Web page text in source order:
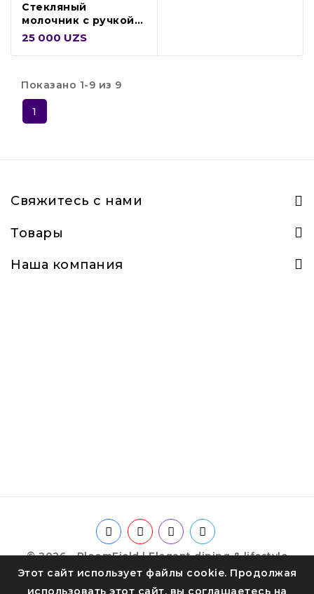
Стекляный
молочник с ручкой
100мл GLJ100
25 000 UZS
Показано 1-9 из 9
1
Свяжитесь с нами
Товары
Наша компания
Этот сайт использует файлы cookie. Продолжая
использовать этот сайт, вы соглашаетесь на
© 2026 - BloomField | Elegant dining & lifestyle